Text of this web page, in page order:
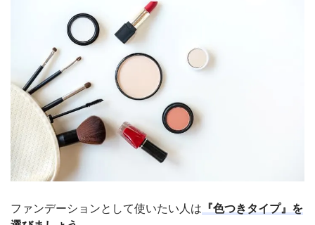
ファンデーションとして使いたい人は 『色つきタイプ』を